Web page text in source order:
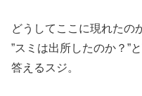
どうしてここに現れたの
”スミは出所したのか？”
答えるスジ。